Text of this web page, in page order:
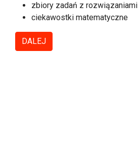
zbiory zadań z rozwiązaniami
ciekawostki matematyczne
DALEJ